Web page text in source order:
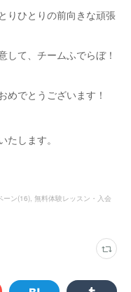
りひとりの前向きな頑張
して、チームふでらぼ！
めでとうございます！
します。
ーン(16) 無料体験レッスン・入会